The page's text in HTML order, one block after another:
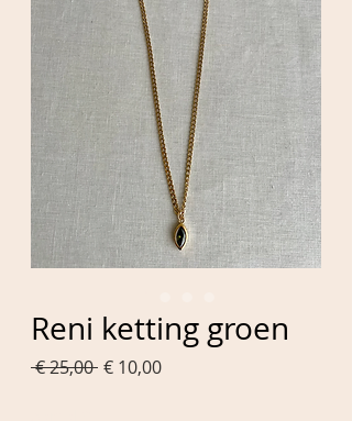
Reni ketting groen
€ 25,00 Normale
€ 10,00Verkoopprijs